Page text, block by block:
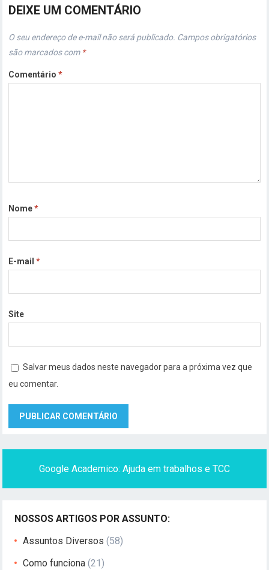
DEIXE UM COMENTÁRIO
O seu endereço de e-mail não será publicado. Campos obrigatórios
são marcados com *
Comentário*
Nome*
E-mail*
Site
Salvar meus dados neste navegador para a próxima vez que
eu comentar.
Google Academico: Ajuda em trabalhos e TCC
NOSSOS ARTIGOS POR ASSUNTO:
Assuntos Diversos (58)
Como funciona (21)